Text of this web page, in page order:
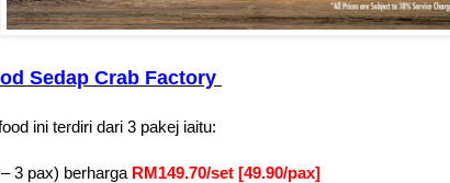
Sedap Crab Factory
ini terdiri dari 3 pakej iaitu:
3 pax) berharga RM149.70/set [49.90/pax]